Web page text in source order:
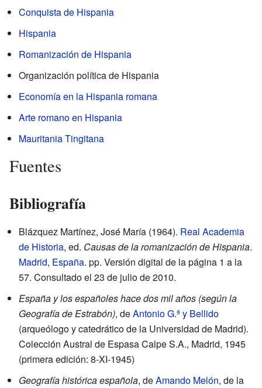
Conquista de Hispania
Hispania
Romanización de Hispania
Organización política de Hispania
Economía en la Hispania romana
Arte romano en Hispania
Mauritania Tingitana
Fuentes
Bibliografía
Blázquez Martínez, José María (1964). Real Academia
de Historia, ed. Causas de la romanización de Hispania.
Madrid, España. pp. Versión digital de la página 1 a la
57. Consultado el 23 de julio de 2010.
España y los españoles hace dos mil años (según la
Geografía de Estrabón), deAntonio G.ª y Bellido
(arqueólogo y catedrático de la Universidad de Madrid).
Colección Austral de Espasa Calpe S.A., Madrid, 1945
(primera edición: 8-XI-1945)
Geografía histórica española, deAmando Melón, de la